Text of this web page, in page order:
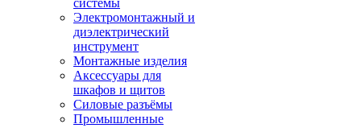
системы
Электромонтажный и
диэлектрический
инструмент
Монтажные изделия
Аксессуары для
шкафов и щитов
Силовые разъёмы
Промышленные